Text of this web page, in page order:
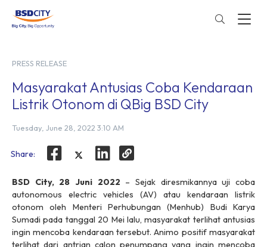
PRESS RELEASE
Masyarakat Antusias Coba Kendaraan
Listrik Otonom di QBig BSD City
Tuesday, June 28, 2022 3:10 AM
Share:
BSD City, 28 Juni 2022 – Sejak diresmikannya uji coba
autonomous electric vehicles (AV) atau kendaraan listrik
otonom oleh Menteri Perhubungan (Menhub) Budi Karya
Sumadi pada tanggal 20 Mei lalu, masyarakat terlihat antusias
ingin mencoba kendaraan tersebut. Animo positif masyarakat
terlihat dari antrian calon penumpang yang ingin mencoba